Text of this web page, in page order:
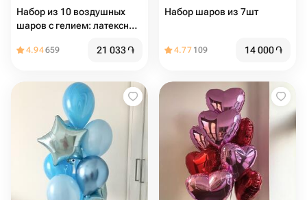
Набор из 10 воздушных
шаров с гелием: латексные
4.94659 21 033֏
Набор шаров из 7шт
4.77 109 14 000֏